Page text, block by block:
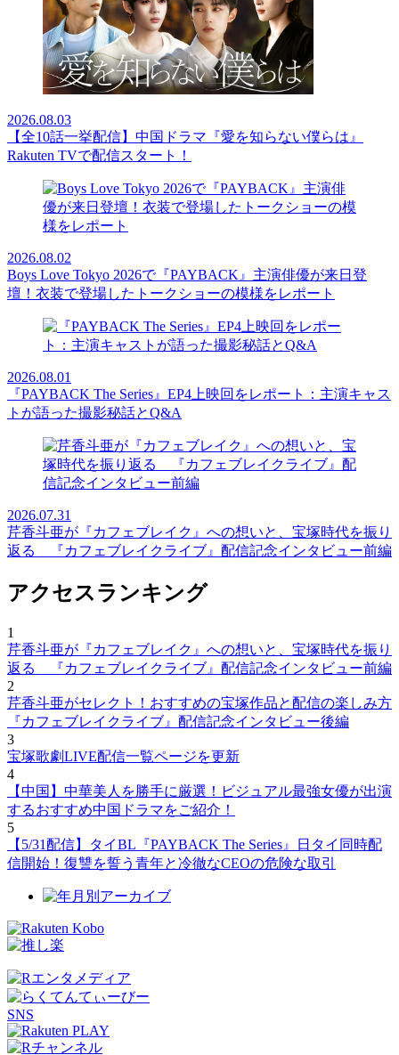
2026.08.03
【全10話一挙配信】中国ドラマ『愛を知らない僕らは』
Rakuten TVで配信スタート！
2026.08.02
Boys Love Tokyo 2026で『PAYBACK』主演俳優が来日登
壇！衣装で登場したトークショーの模様をレポート
2026.08.01
『PAYBACK The Series』EP4上映回をレポート：主演キャス
トが語った撮影秘話とQ&A
2026.07.31
芹香斗亜が『カフェブレイク』への想いと、宝塚時代を振り
返る 『カフェブレイクライブ』配信記念インタビュー前編
アクセスランキング
1
芹香斗亜が『カフェブレイク』への想いと、宝塚時代を振り
返る 『カフェブレイクライブ』配信記念インタビュー前編
2
芹香斗亜がセレクト！おすすめの宝塚作品と配信の楽しみ方
『カフェブレイクライブ』配信記念インタビュー後編
3
宝塚歌劇LIVE配信一覧ページを更新
4
【中国】中華美人を勝手に厳選！ビジュアル最強女優が出演
するおすすめ中国ドラマをご紹介！
5
【5/31配信】タイBL『PAYBACK The Series』日タイ同時配
信開始！復讐を誓う青年と冷徹なCEOの危険な取引
SNS